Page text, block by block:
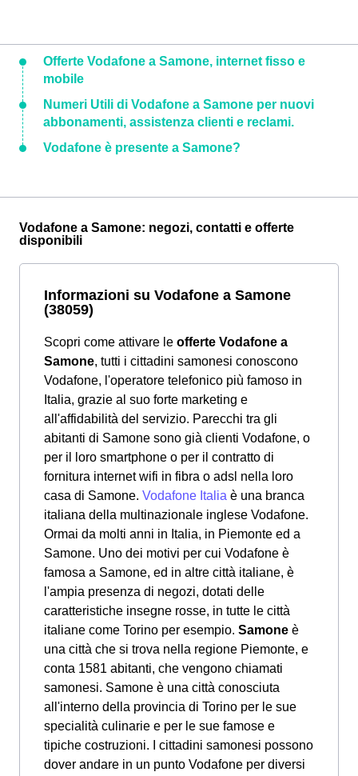
Offerte Vodafone a Samone, internet fisso e
mobile
Numeri Utili di Vodafone a Samone per nuovi
abbonamenti, assistenza clienti e reclami.
Vodafone è presente a Samone?
Vodafone a Samone: negozi, contatti e offerte
disponibili
Informazioni su Vodafone a Samone
(38059)
Scopri come attivare le offerte Vodafone a
Samone, tutti i cittadini samonesi conoscono
Vodafone, l'operatore telefonico più famoso in
Italia, grazie al suo forte marketing e
all'affidabilità del servizio. Parecchi tra gli
abitanti di Samone sono già clienti Vodafone, o
per il loro smartphone o per il contratto di
fornitura internet wifi in fibra o adsl nella loro
casa di Samone. Vodafone Italia è una branca
italiana della multinazionale inglese Vodafone.
Ormai da molti anni in Italia, in Piemonte ed a
Samone. Uno dei motivi per cui Vodafone è
famosa a Samone, ed in altre città italiane, è
l'ampia presenza di negozi, dotati delle
caratteristiche insegne rosse, in tutte le città
italiane come Torino per esempio. Samone è
una città che si trova nella regione Piemonte, e
conta 1581 abitanti, che vengono chiamati
samonesi. Samone è una città conosciuta
all'interno della provincia di Torino per le sue
specialità culinarie e per le sue famose e
tipiche costruzioni. I cittadini samonesi possono
dover andare in un punto Vodafone per diversi